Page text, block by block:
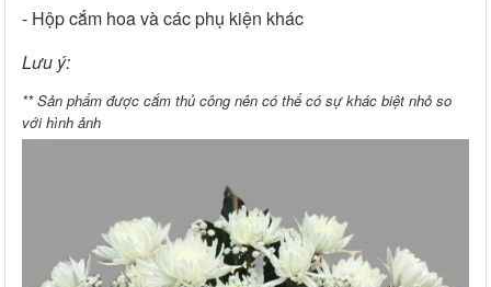
- Hộp cắm hoa và các phụ kiện khác
Lưu ý:
** Sản phẩm được cắm thủ công nên có thể có sự khác biệt nhỏ so
với hình ảnh